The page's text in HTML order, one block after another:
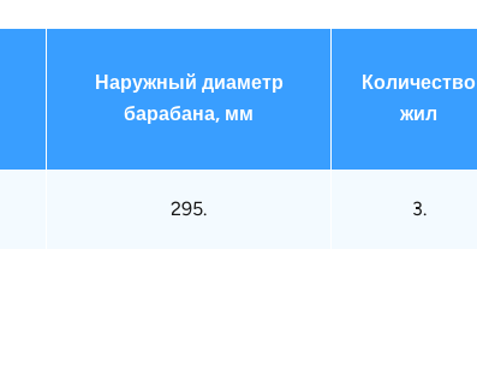
Наружный диаметр
барабана, мм
Количество
жил
295. 3.